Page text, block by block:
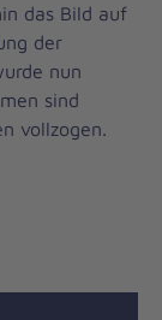
das Bild auf
der
nun
sind
vollzogen.